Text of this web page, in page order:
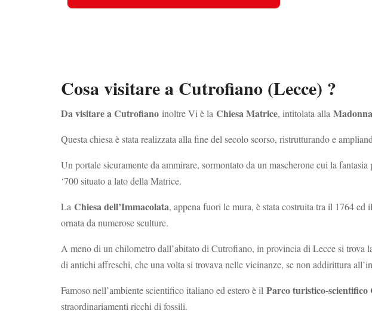
Cosa visitare a Cutrofiano (Lecce) ?
Da visitare a Cutrofiano inoltre Vi è la Chiesa Matrice, intitolata alla
Questa chiesa è stata realizzata alla fine del secolo scorso, ristrutturando e
Un portale sicuramente da ammirare, sormontato da un mascherone cui la
‘700 situato a lato della Matrice.
La Chiesa dell’Immacolata, appena fuori le mura, è stata costruita tra il 1764
ornata da numerose sculture.
A meno di un chilometro dall’abitato di Cutrofiano, in provincia di Lecce si trova
di antichi affreschi, che una volta si trovava nelle vicinanze, se non addirittura
Famoso nell’ambiente scientifico italiano ed estero è il Parco turistico-scientifico
straordinariamenti ricchi di fossili.